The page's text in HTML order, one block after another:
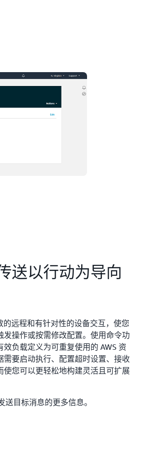
送以行动为导向
远程和有针对性的设备交互，使您
操作或按需修改配置。使用命令功
负载定义为可重复使用的 AWS 资
要启动执行、配置超时设置、接收
您可以更轻松地构建灵活且可扩展
送目标消息的更多信息。